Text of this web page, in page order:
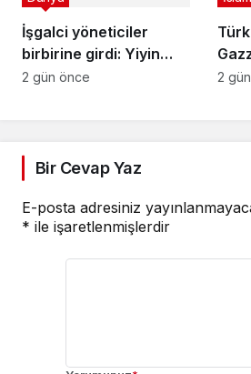
İşgalci yöneticiler
birbirine girdi: Yiyin
birbirinizi ete para
2 gün önce 2
Bir Cevap Yaz
E-posta adresiniz
* ile işaretlenmişlerdir